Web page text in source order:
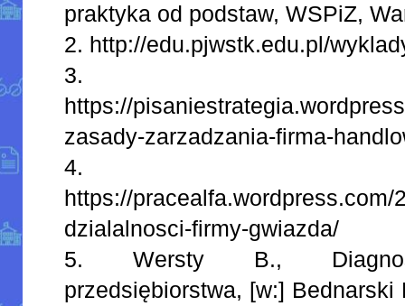
praktyka od podstaw, WSPiZ,
2. http://edu.pjwstk.edu.pl/
3.
https://
zasady-zarzadzania-firma-
4.
https://
dzialalnosci-firmy-gwiazda/
5. Wersty B.,
przedsiębiorstwa, [w:]